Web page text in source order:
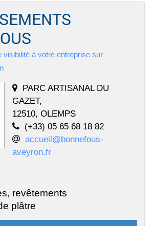
visibilité à votre entreprise sur
PARC ARTISANAL DU
GAZET,
12510, OLEMPS
(+33) 05 65 68 18 82
accueil@bonnefous-
aveyron.fr
revêtements
plâtre